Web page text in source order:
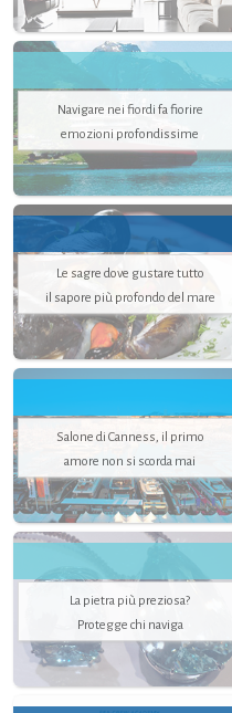
Navigare nei fiordi fa fiorire
emozioni profondissime
Le sagre dove gustare tutto
il sapore più profondo del mare
Salone di Canness, il primo
amore non si scorda mai
La pietra più preziosa?
Protegge chi naviga